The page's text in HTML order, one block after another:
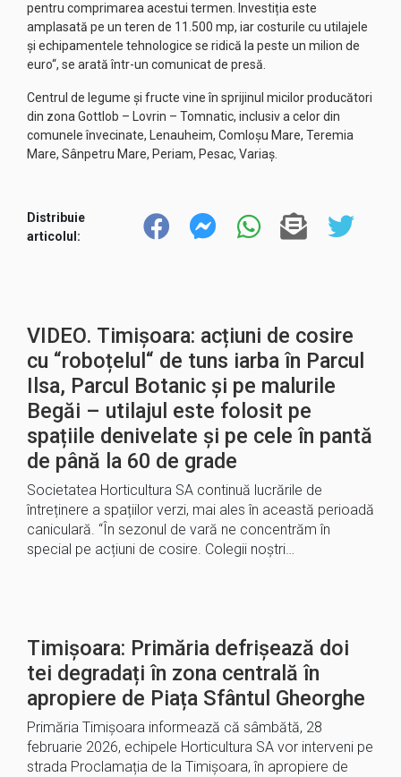
pentru comprimarea acestui termen. Investiția este
amplasată pe un teren de 11.500 mp, iar costurile cu utilajele
și echipamentele tehnologice se ridică la peste un milion de
euro“, se arată într-un comunicat de presă.
Centrul de legume și fructe vine în sprijinul micilor producători
din zona Gottlob – Lovrin – Tomnatic, inclusiv a celor din
comunele învecinate, Lenauheim, Comloșu Mare, Teremia
Mare, Sânpetru Mare, Periam, Pesac, Variaș.
Distribuie
articolul:
VIDEO. Timișoara: acțiuni de cosire
cu “roboțelul“ de tuns iarba în Parcul
Ilsa, Parcul Botanic și pe malurile
Begăi – utilajul este folosit pe
spațiile denivelate și pe cele în pantă
de până la 60 de grade
Societatea Horticultura SA continuă lucrările de
întreținere a spațiilor verzi, mai ales în această perioadă
caniculară. “În sezonul de vară ne concentrăm în
special pe acțiuni de cosire. Colegii noștri…
Timișoara: Primăria defrișează doi
tei degradați în zona centrală în
apropiere de Piața Sfântul Gheorghe
Primăria Timișoara informează că sâmbătă, 28
februarie 2026, echipele Horticultura SA vor interveni pe
strada Proclamația de la Timișoara, în apropiere de